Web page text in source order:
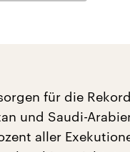
für die
und Saudi-
aller